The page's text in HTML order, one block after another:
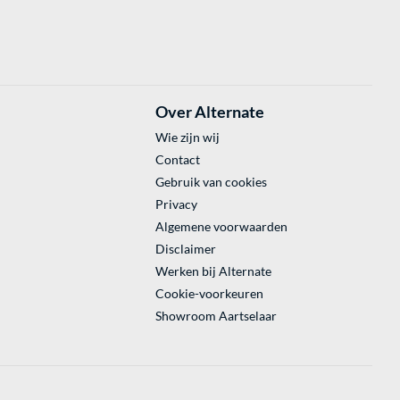
Over Alternate
Wie zijn wij
Contact
Gebruik van cookies
Privacy
Algemene voorwaarden
Disclaimer
Werken bij Alternate
Cookie-voorkeuren
Showroom Aartselaar